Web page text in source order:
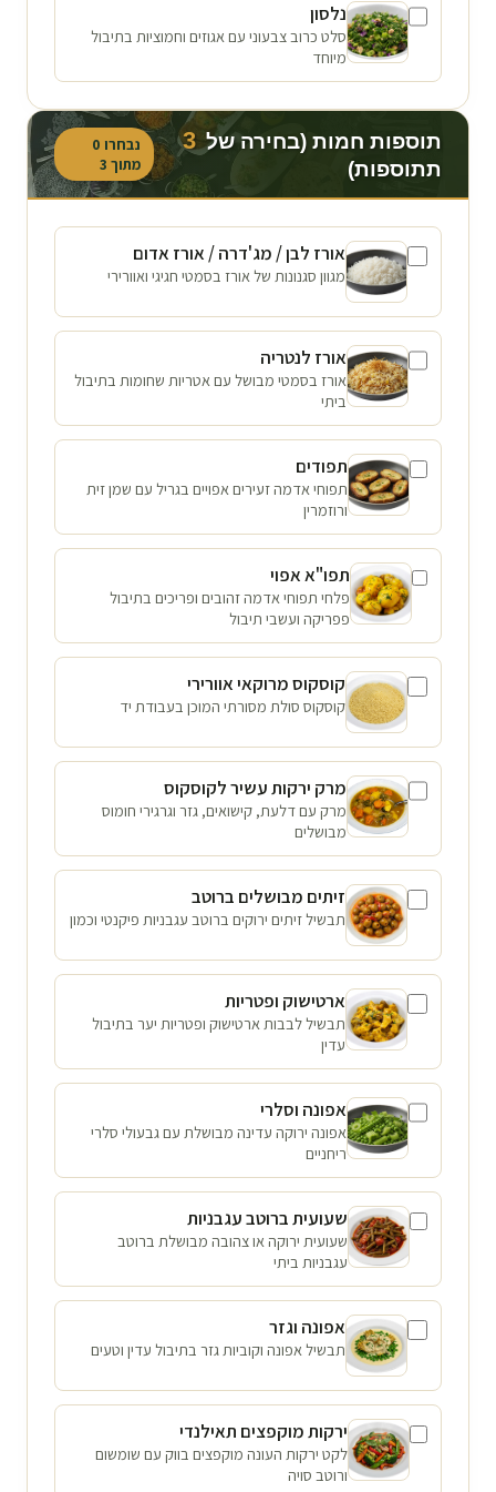
נלסון
סלט כרוב צבעוני עם אגוזים וחמוציות בתיבול
מיוחד
תוספות חמות (בחירה של 3
תתוספות)
נבחרו 0
מתוך 3
אורז לבן / מג'דרה / אורז אדום
מגוון סגנונות של אורז בסמטי חגיגי ואוורירי
אורז לנטריה
אורז בסמטי מבושל עם אטריות שחומות בתיבול
ביתי
תפודים
תפוחי אדמה זעירים אפויים בגריל עם שמן זית
ורוזמרין
תפו"א אפוי
פלחי תפוחי אדמה זהובים ופריכים בתיבול
פפריקה ועשבי תיבול
קוסקוס מרוקאי אוורירי
קוסקוס סולת מסורתי המוכן בעבודת יד
מרק ירקות עשיר לקוסקוס
מרק עם דלעת, קישואים, גזר וגרגירי חומוס
מבושלים
זיתים מבושלים ברוטב
תבשיל זיתים ירוקים ברוטב עגבניות פיקנטי וכמון
ארטישוק ופטריות
תבשיל לבבות ארטישוק ופטריות יער בתיבול
עדין
אפונה וסלרי
אפונה ירוקה עדינה מבושלת עם גבעולי סלרי
ריחניים
שעועית ברוטב עגבניות
שעועית ירוקה או צהובה מבושלת ברוטב
עגבניות ביתי
אפונה וגזר
תבשיל אפונה וקוביות גזר בתיבול עדין וטעים
ירקות מוקפצים תאילנדי
לקט ירקות העונה מוקפצים בווק עם שומשום
ורוטב סויה